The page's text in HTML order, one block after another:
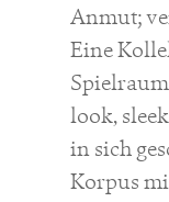
Anmut;
Eine
look,
in sich
Korpus